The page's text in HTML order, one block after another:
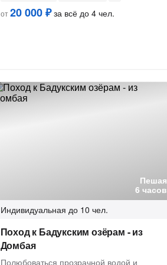
от20 000 ₽за всё до 4 чел.
Пешая
6 часов
Индивидуальная до 10 чел.
Поход к Бадукским озёрам - из
Домбая
Полюбоваться прозрачной водой и